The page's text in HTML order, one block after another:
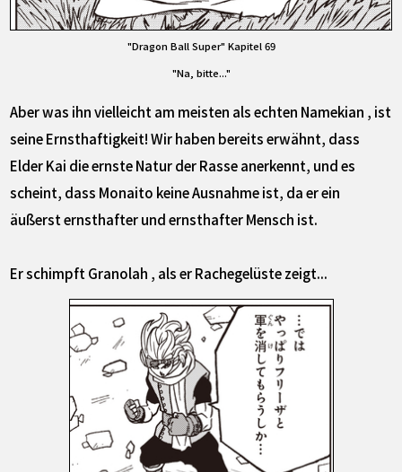
"Dragon Ball Super" Kapitel 69
"Na, bitte..."
Aber was ihn vielleicht am meisten als echten Namekian , ist
seine Ernsthaftigkeit! Wir haben bereits erwähnt, dass
Elder Kai die ernste Natur der Rasse anerkennt, und es
scheint, dass Monaito keine Ausnahme ist, da er ein
äußerst ernsthafter und ernsthafter Mensch ist.
Er schimpft Granolah , als er Rachegelüste zeigt...